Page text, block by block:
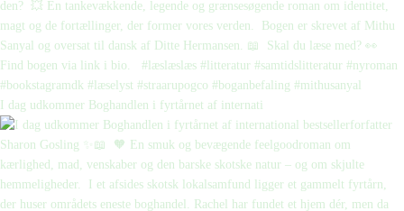
I dag udkommer Boghandlen i fyrtårnet af internati